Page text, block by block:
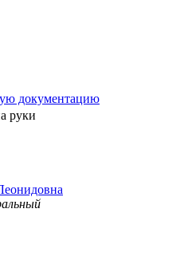
документацию
руки